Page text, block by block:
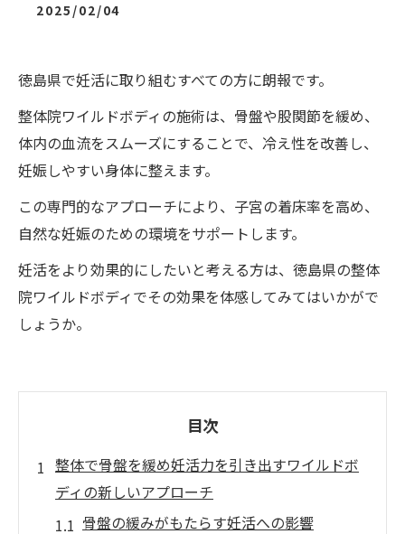
2025/02/04
徳島県で妊活に取り組むすべての方に朗報です。
整体院ワイルドボディの施術は、骨盤や股関節を緩め、
体内の血流をスムーズにすることで、冷え性を改善し、
妊娠しやすい身体に整えます。
この専門的なアプローチにより、子宮の着床率を高め、
自然な妊娠のための環境をサポートします。
妊活をより効果的にしたいと考える方は、徳島県の整体
院ワイルドボディでその効果を体感してみてはいかがで
しょうか。
目次
整体で骨盤を緩め妊活力を引き出すワイルドボ
ディの新しいアプローチ
骨盤の緩みがもたらす妊活への影響